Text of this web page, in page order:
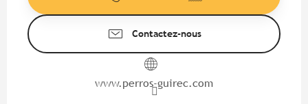
Contactez-nous
www.perros-guirec.com